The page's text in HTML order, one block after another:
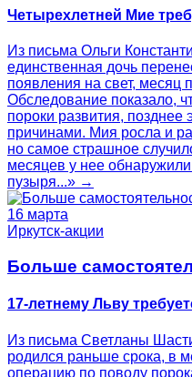
Четырехлетней Мие
Из письма Ольги
единственная дочь
появления на свет, месяц
Обследование показало,
пороки развития, позднее
причинами. Мия росла и
но самое страшное
месяцев у нее
пузыря...» →
16 марта
Иркутск-акции
Больше
17-летнему Льву
Из письма Светланы
родился раньше срока, в
операцию по поводу